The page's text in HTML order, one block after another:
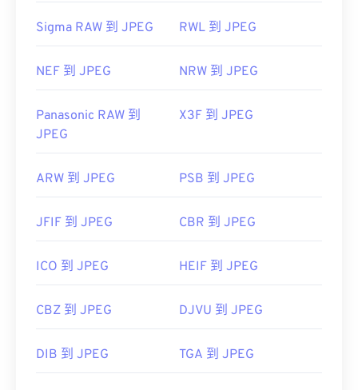
Sigma RAW 到 JPEG RWL 到 JPEG
NEF 到 JPEG NRW 到 JPEG
Panasonic RAW 到
JPEG
X3F 到 JPEG
ARW 到 JPEG PSB 到 JPEG
JFIF 到 JPEG CBR 到 JPEG
ICO 到 JPEG HEIF 到 JPEG
CBZ 到 JPEG DJVU 到 JPEG
DIB 到 JPEG TGA 到 JPEG